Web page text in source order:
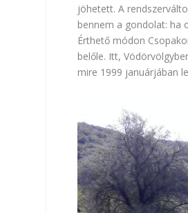
jöhetett. A
bennem a gondolat: ha
Érthető módon
belőle. Itt,
mire 1999 januárjában